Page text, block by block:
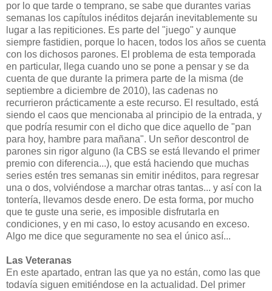
por lo que tarde o temprano, se sabe que durantes varias
semanas los capítulos inéditos dejarán inevitablemente su
lugar a las repiticiones. Es parte del "juego" y aunque
siempre fastidien, porque lo hacen, todos los años se cuenta
con los dichosos parones. El problema de esta temporada
en particular, llega cuando uno se pone a pensar y se da
cuenta de que durante la primera parte de la misma (de
septiembre a diciembre de 2010), las cadenas no
recurrieron prácticamente a este recurso. El resultado, está
siendo el caos que mencionaba al principio de la entrada, y
que podría resumir con el dicho que dice aquello de "pan
para hoy, hambre para mañana". Un señor descontrol de
parones sin rigor alguno (la CBS se está llevando el primer
premio con diferencia...), que está haciendo que muchas
series estén tres semanas sin emitir inéditos, para regresar
una o dos, volviéndose a marchar otras tantas... y así con la
tontería, llevamos desde enero. De esta forma, por mucho
que te guste una serie, es imposible disfrutarla en
condiciones, y en mi caso, lo estoy acusando en exceso.
Algo me dice que seguramente no sea el único así...
Las Veteranas
En este apartado, entran las que ya no están, como las que
todavía siguen emitiéndose en la actualidad. Del primer